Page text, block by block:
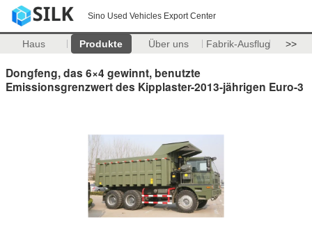
Sino Used Vehicles Export Center
Haus Produkte Über uns Fabrik-Ausflug >>
Dongfeng, das 6×4 gewinnt, benutzte
Emissionsgrenzwert des Kipplaster-2013-jährigen Euro-3